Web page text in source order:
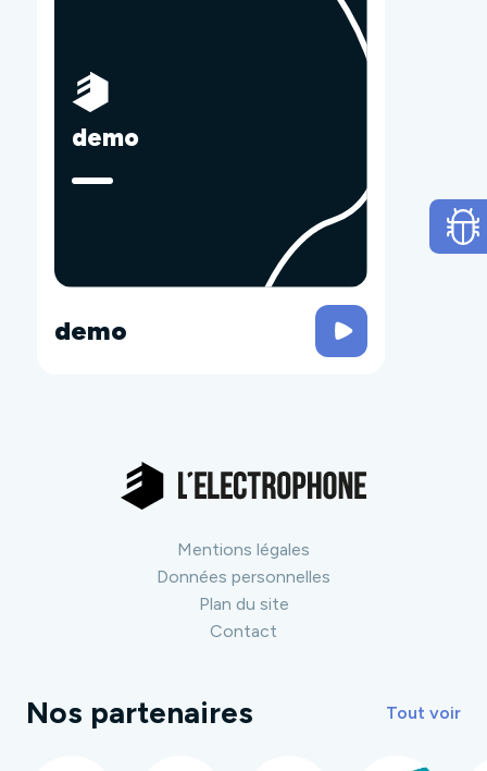
demo
demo
Mentions légales
Données personnelles
Plan du site
Contact
Nos partenaires Tout voir